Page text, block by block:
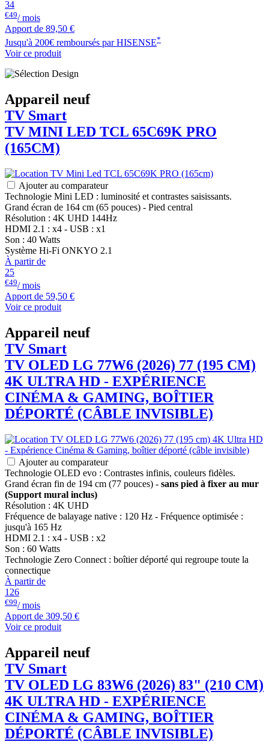
34
€49/ mois
Apport de 89,50 €
Jusqu'à 200€ remboursés par HISENSE*
Voir ce produit
Appareil neuf
TV Smart
TV MINI LED TCL 65C69K PRO
(165CM)
Ajouter au comparateur
Technologie Mini LED : luminosité et contrastes saisissants.
Grand écran de 164 cm (65 pouces) - Pied central
Résolution : 4K UHD 144Hz
HDMI 2.1 : x4 - USB : x1
Son : 40 Watts
Système Hi-Fi ONKYO 2.1
À partir de
25
€49/ mois
Apport de 59,50 €
Voir ce produit
Appareil neuf
TV Smart
TV OLED LG 77W6 (2026) 77 (195 CM)
4K ULTRA HD - EXPÉRIENCE
CINÉMA & GAMING, BOÎTIER
DÉPORTÉ (CÂBLE INVISIBLE)
Ajouter au comparateur
Technologie OLED evo : Contrastes infinis, couleurs fidèles.
Grand écran fin de 194 cm (77 pouces) - sans pied à fixer au mur
(Support mural inclus)
Résolution : 4K UHD
Fréquence de balayage native : 120 Hz - Fréquence optimisée :
jusqu'à 165 Hz
HDMI 2.1 : x4 - USB : x2
Son : 60 Watts
Technologie Zero Connect : boîtier déporté qui regroupe toute la
connectique
À partir de
126
€99/ mois
Apport de 309,50 €
Voir ce produit
Appareil neuf
TV Smart
TV OLED LG 83W6 (2026) 83" (210 CM)
4K ULTRA HD - EXPÉRIENCE
CINÉMA & GAMING, BOÎTIER
DÉPORTÉ (CÂBLE INVISIBLE)